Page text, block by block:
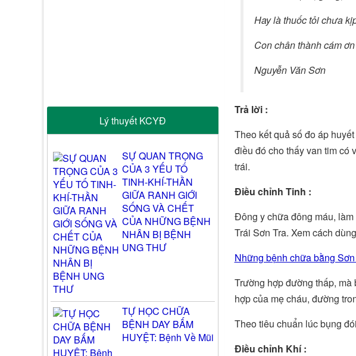
Hay là thuốc tỏi chưa
Con chân thành cám ơn
Nguyễn Văn Sơn
Trả lời :
Theo kết quả số đo áp
điều đó cho thấy van tim có
trái.
Điều chỉnh Tinh :
Đông y chữa đông máu,
Trái Sơn Tra. Xem cách
Những bệnh chữa bằng
Trường hợp đường thấp,
hợp của mẹ cháu, đường
Theo tiêu chuẩn lúc bụng
Điều chỉnh Khí :
Lý thuyết KCYĐ
SỰ QUAN TRỌNG
CỦA 3 YẾU TỐ
TINH-KHÍ-THẦN
GIỮA RANH GIỚI
SỐNG VÀ CHẾT
CỦA NHỮNG BỆNH
NHÂN BỊ BỆNH
UNG THƯ
TỰ HỌC CHỮA
BỆNH DAY BẤM
HUYỆT: Bệnh Về Mũi